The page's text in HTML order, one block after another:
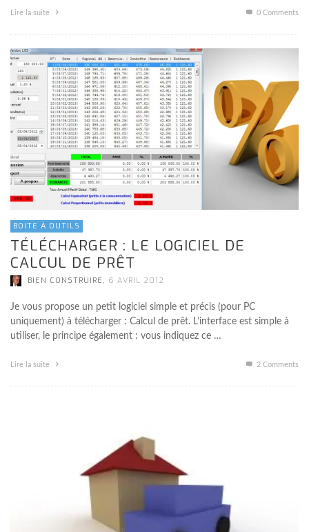
Lire la suite 0 Comments
BOITE À OUTILS
TÉLÉCHARGER : LE LOGICIEL DE
CALCUL DE PRÊT
BIEN CONSTRUIRE , 6 AVRIL 2012
Je vous propose un petit logiciel simple et précis (pour PC
uniquement) à télécharger : Calcul de prêt. L’interface est simple à
utiliser, le principe également : vous indiquez ce …
Lire la suite 2 Comments